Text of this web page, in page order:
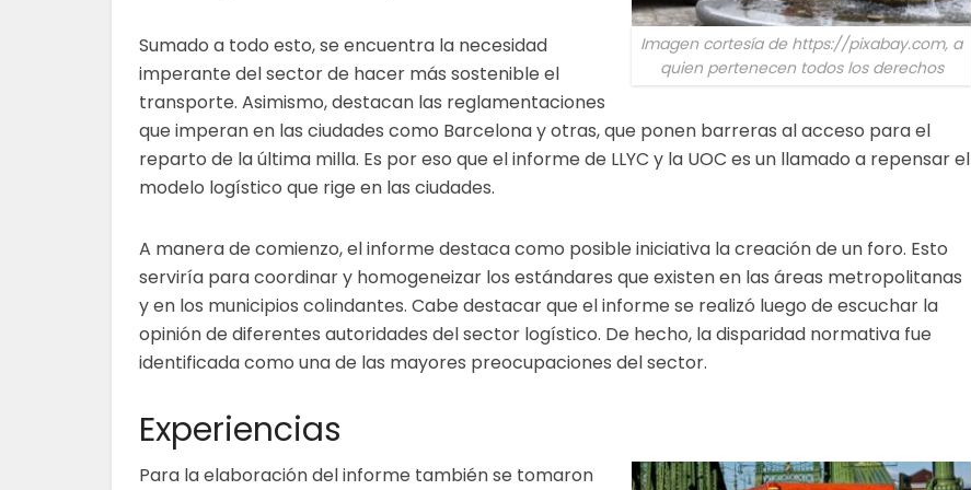
Imagen cortesía de https://pixabay.com, a
quien pertenecen todos los derechos
Sumado a todo esto, se encuentra la necesidad
imperante del sector de hacer más sostenible el
transporte. Asimismo, destacan las reglamentaciones
que imperan en las ciudades como Barcelona y otras, que ponen barreras al acceso para el
reparto de la última milla. Es por eso que el informe de LLYC y la UOC es un llamado a repensar el
modelo logístico que rige en las ciudades.
A manera de comienzo, el informe destaca como posible iniciativa la creación de un foro. Esto
serviría para coordinar y homogeneizar los estándares que existen en las áreas metropolitanas
y en los municipios colindantes. Cabe destacar que el informe se realizó luego de escuchar la
opinión de diferentes autoridades del sector logístico. De hecho, la disparidad normativa fue
identificada como una de las mayores preocupaciones del sector.
Experiencias
Para la elaboración del informe también se tomaron